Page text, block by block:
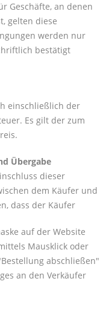
Geschäfte, an denen
gelten diese
werden nur
bestätigt
einschließlich der
Es gilt der zum
Übergabe
dieser
dem Käufer und
dass der Käufer
auf der Website
Mausklick oder
abschließen"
an den Verkäufer